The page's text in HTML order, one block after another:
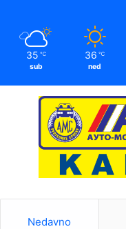
35 ℃
sub
36 ℃
ned
Nedavno